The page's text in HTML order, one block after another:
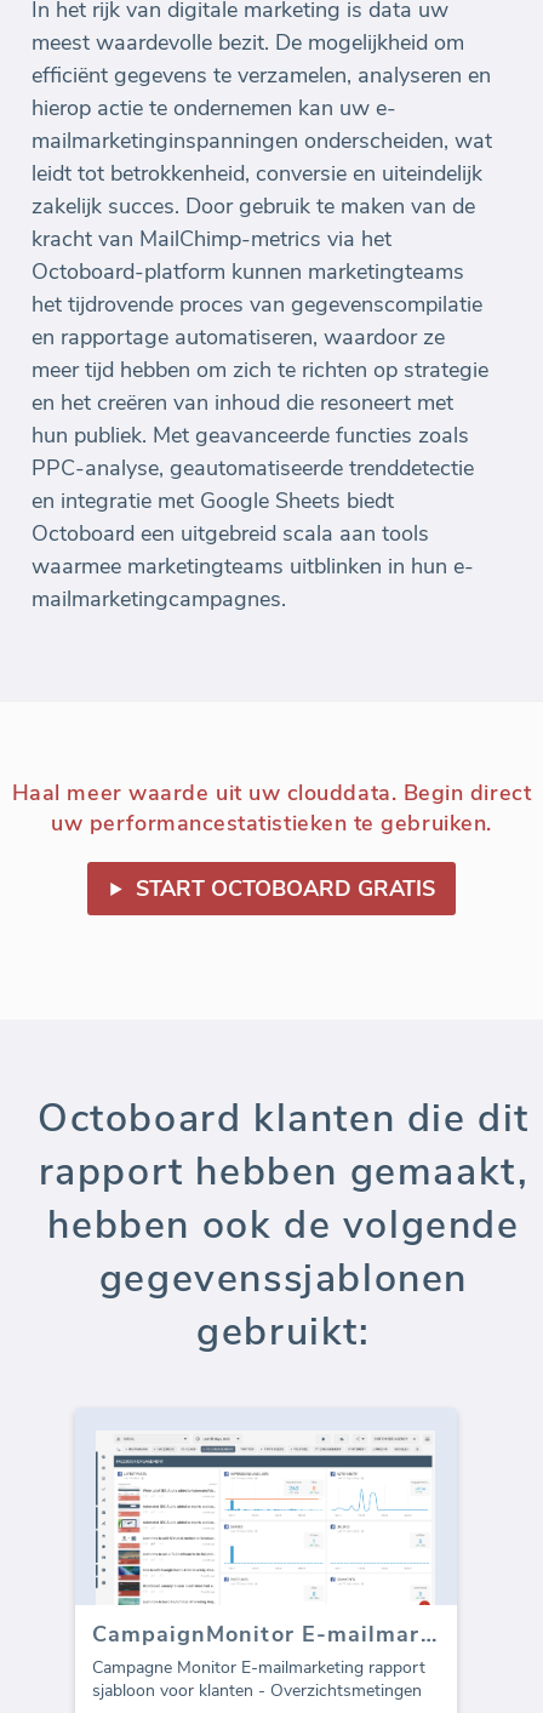
In het rijk van digitale marketing is data uw
meest waardevolle bezit. De mogelijkheid om
efficiënt gegevens te verzamelen, analyseren en
hierop actie te ondernemen kan uw e-
mailmarketinginspanningen onderscheiden, wat
leidt tot betrokkenheid, conversie en uiteindelijk
zakelijk succes. Door gebruik te maken van de
kracht van MailChimp-metrics via het
Octoboard-platform kunnen marketingteams
het tijdrovende proces van gegevenscompilatie
en rapportage automatiseren, waardoor ze
meer tijd hebben om zich te richten op strategie
en het creëren van inhoud die resoneert met
hun publiek. Met geavanceerde functies zoals
PPC-analyse, geautomatiseerde trenddetectie
en integratie met Google Sheets biedt
Octoboard een uitgebreid scala aan tools
waarmee marketingteams uitblinken in hun e-
mailmarketingcampagnes.
Haal meer waarde uit uw clouddata. Begin direct
uw performancestatistieken te gebruiken.
START OCTOBOARD GRATIS
Octoboard klanten die dit
rapport hebben gemaakt,
hebben ook de volgende
gegevenssjablonen
gebruikt:
CampaignMonitor E-mailmarketing sjabloon (Rapport)
Campagne Monitor E-mailmarketing rapport
sjabloon voor klanten - Overzichtsmetingen